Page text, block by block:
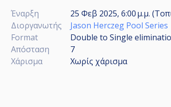
Έναρξη
25 Φεβ 2025, 6:00 μ.μ.
Διοργανωτής
Jason Herczeg Pool Series
Format
Double to Single
Απόσταση
7
Χάρισμα
Χωρίς χάρισμα